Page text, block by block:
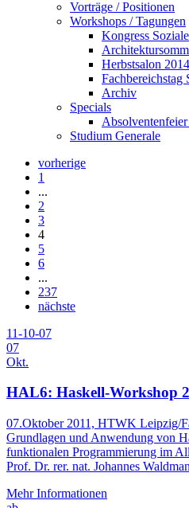
Vorträge / Positionen
Workshops / Tagungen
Kongress
Herbstsalon 2014
Fachbereichstag
Archiv
Specials
Studium Generale
vorherige
1
...
2
3
4
5
6
...
237
nächste
11-10-07
07
Okt.
HAL6: Haskell-Workshop
07.Oktober 2011, HTWK Leipzig/
Grundlagen und Anwendung von
funktionalen Programmierung im
Prof. Dr. rer. nat. Johannes
Mehr Informationen